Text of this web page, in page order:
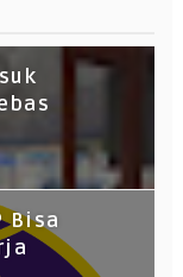
Bisa